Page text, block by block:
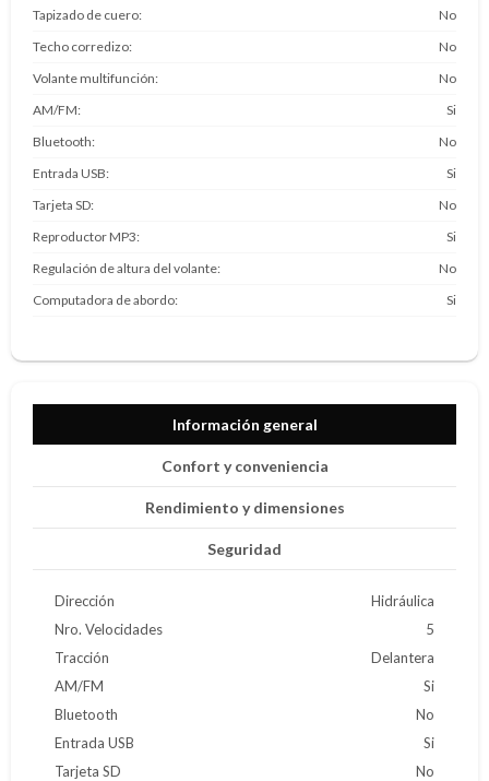
Tapizado de cuero
No
Techo corredizo
No
Volante multifunción
No
AM/FM
Si
Bluetooth
No
Entrada USB
Si
Tarjeta SD
No
Reproductor MP3
Si
Regulación de altura del volante
No
Computadora de abordo
Si
Información general
Confort y conveniencia
Rendimiento y dimensiones
Seguridad
Dirección
Hidráulica
Nro. Velocidades
5
Tracción
Delantera
AM/FM
Si
Bluetooth
No
Entrada USB
Si
Tarjeta SD
No